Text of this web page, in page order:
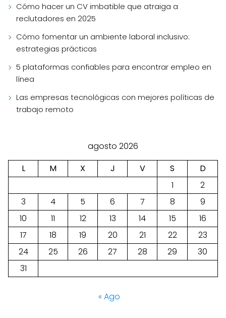
Cómo hacer un CV imbatible que atraiga a
reclutadores en 2025
Cómo fomentar un ambiente laboral inclusivo:
estrategias prácticas
5 plataformas confiables para encontrar empleo en
línea
Las empresas tecnológicas con mejores políticas de
trabajo remoto
agosto 2026
L
M X J V S
D
1
2
3
4 5 6 7 8
9
10
11 12 13 14 15
16
17
18 19 20 21 22
23
24
25 26 27 28 29
30
31
« Ago